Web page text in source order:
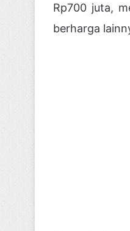
Rp700 juta,
berharga